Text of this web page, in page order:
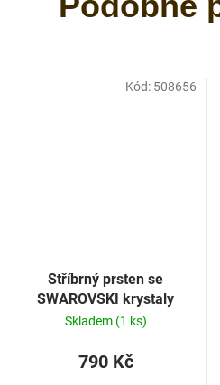
Stříbrný prsten se
SWAROVSKI krystaly
Skladem (1 ks)
790 Kč
Kód: 508656